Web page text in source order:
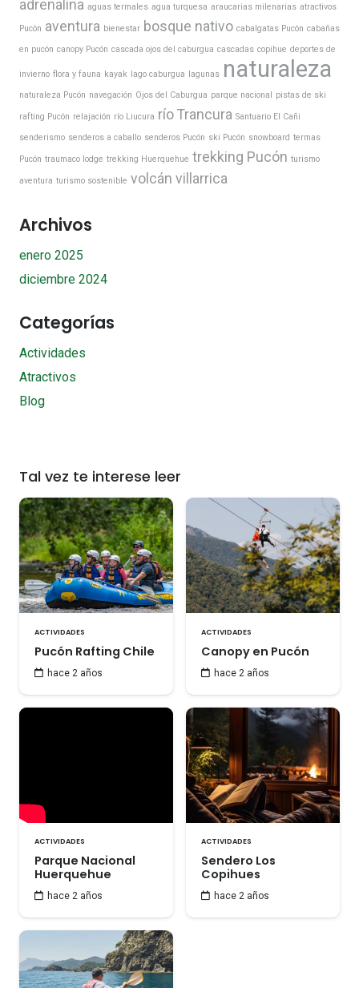
adrenalina aguas termales agua turquesa araucarias milenarias atractivos
Pucón aventura bienestar bosque nativo cabalgatas Pucón cabañas
en pucón canopy Pucón cascada ojos del caburgua cascadas copihue deportes de
invierno flora y fauna kayak lago caburgua lagunas naturaleza
naturaleza Pucón navegación Ojos del Caburgua parque nacional pistas de ski
rafting Pucón relajación río Liucura río Trancura Santuario El Cañi
senderismo senderos a caballo senderos Pucón ski Pucón snowboard termas
Pucón traumaco lodge trekking Huerquehue trekking Pucón turismo
aventura turismo sostenible volcán villarrica
Archivos
enero 2025
diciembre 2024
Categorías
Actividades
Atractivos
Blog
Tal vez te interese leer
ACTIVIDADES
Pucón Rafting Chile
hace 2 años
ACTIVIDADES
Canopy en Pucón
hace 2 años
ACTIVIDADES
Parque Nacional
Huerquehue
hace 2 años
ACTIVIDADES
Sendero Los
Copihues
hace 2 años